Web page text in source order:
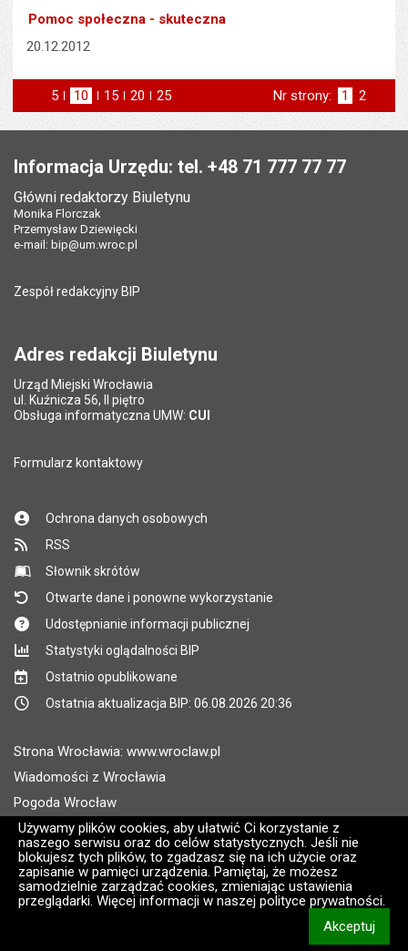
Używamy plików cookies, aby ułatwić Ci korzystanie z
naszego serwisu oraz do celów statystycznych. Jeśli nie
blokujesz tych plików, to zgadzasz się na ich użycie oraz
zapisanie w pamięci urządzenia. Pamiętaj, że możesz
samodzielnie zarządzać cookies, zmieniając ustawienia
przeglądarki. Więcej informacji w naszej polityce prywatności.
Akceptuj
Pomoc społeczna - skuteczna
20.12.2012
5 elementów na stronie
10 elementów
na stronie
15 elementów
na stronie
20 elementów
na stronie
25
na stronie
Nr strony: Strona
1 Strona
2
Informacja Urzędu: tel. +48 71 777 77 77
Główni redaktorzy Biuletynu
Monika Florczak
Przemysław Dziewięcki
e-mail: bip@um.wroc.pl
Zespół redakcyjny BIP
Adres redakcji Biuletynu
Urząd Miejski Wrocławia
ul. Kuźnicza 56, II piętro
Obsługa informatyczna UMW: CUI
Formularz kontaktowy
Ochrona danych osobowych
RSS
Słownik skrótów
Otwarte dane i ponowne wykorzystanie
Udostępnianie informacji publicznej
Statystyki oglądalności BIP
Ostatnio opublikowane
Ostatnia aktualizacja BIP: 06.08.2026 20:36
Strona Wrocławia: www.wroclaw.pl
Wiadomości z Wrocławia
Pogoda Wrocław
Rozkłady jazdy MPK Wrocław
Administratorem wroclaw.pl jest: ARAW
Wersja systemu: 2.8.30.09